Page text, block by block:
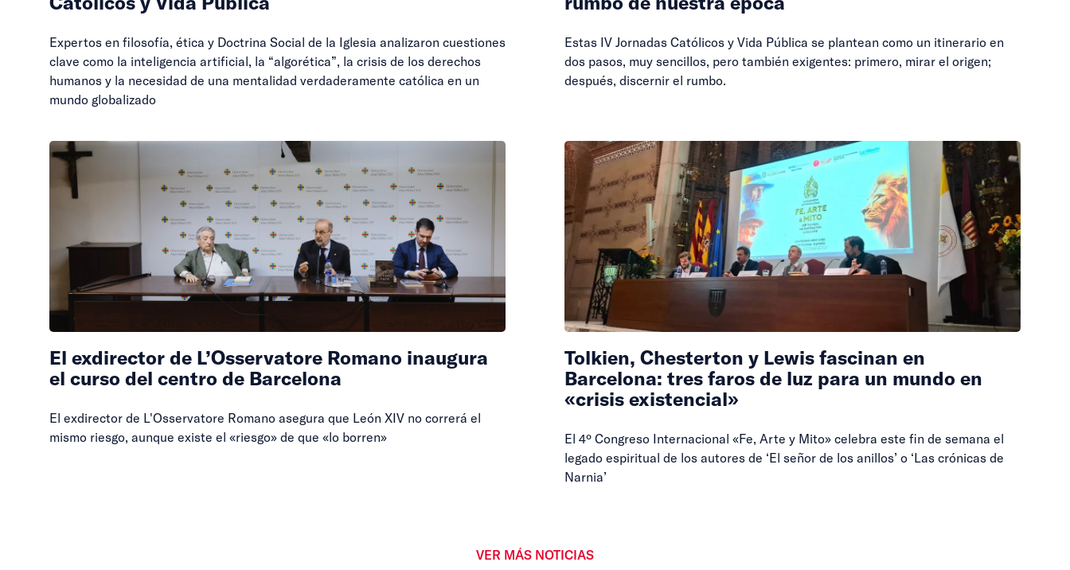
Expertos en filosofía, ética y Doctrina Social de la Iglesia analizaron cuestiones
clave como la inteligencia artificial, la “algorética”, la crisis de los derechos
humanos y la necesidad de una mentalidad verdaderamente católica en un
mundo globalizado
Estas IV Jornadas Católicos y Vida Pública se plantean como un itinerario en
dos pasos, muy sencillos, pero también exigentes: primero, mirar el origen;
después, discernir el rumbo.
El exdirector de L’Osservatore Romano inaugura
el curso del centro de Barcelona
El exdirector de L'Osservatore Romano asegura que León XIV no correrá el
mismo riesgo, aunque existe el «riesgo» de que «lo borren»
Tolkien, Chesterton y Lewis fascinan en
Barcelona: tres faros de luz para un mundo en
«crisis existencial»
El 4º Congreso Internacional «Fe, Arte y Mito» celebra este fin de semana el
legado espiritual de los autores de ‘El señor de los anillos’ o ‘Las crónicas de
Narnia’
VER MÁS NOTICIAS